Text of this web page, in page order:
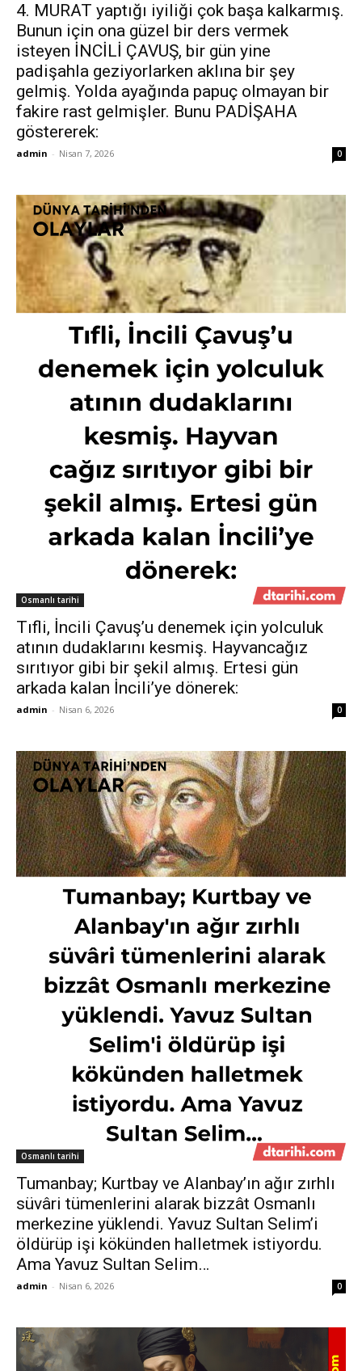
4. MURAT yaptığı iyiliği çok başa kalkarmış.
Bunun için ona güzel bir ders vermek
isteyen İNCİLİ ÇAVUŞ, bir gün yine
padişahla geziyorlarken aklına bir şey
gelmiş. Yolda ayağında papuç olmayan bir
fakire rast gelmişler. Bunu PADİŞAHA
göstererek:
admin - Nisan 7, 2026 0
Osmanlı tarihi
Tıfli, İncili Çavuş’u denemek için yolculuk
atının dudaklarını kesmiş. Hayvancağız
sırıtıyor gibi bir şekil almış. Ertesi gün
arkada kalan İncili’ye dönerek:
admin - Nisan 6, 2026 0
Osmanlı tarihi
Tumanbay; Kurtbay ve Alanbay’ın ağır zırhlı
süvâri tümenlerini alarak bizzât Osmanlı
merkezine yüklendi. Yavuz Sultan Selim’i
öldürüp işi kökünden halletmek istiyordu.
Ama Yavuz Sultan Selim…
admin - Nisan 6, 2026 0